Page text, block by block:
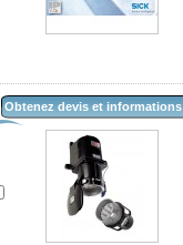
Obtenez devis et informations